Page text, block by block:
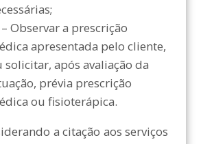
Observar a prescrição
apresentada pelo cliente,
solicitar, após avaliação da
prévia prescrição
ou fisioterápica.
a citação aos serviços